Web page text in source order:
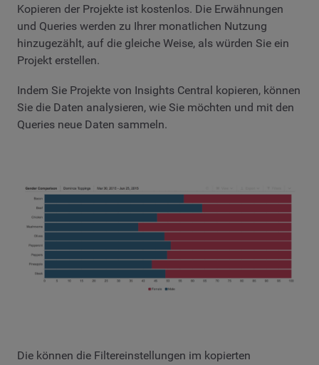
Kopieren der Projekte ist kostenlos. Die Erwähnungen
und Queries werden zu Ihrer monatlichen Nutzung
hinzugezählt, auf die gleiche Weise, als würden Sie ein
Projekt erstellen.
Indem Sie Projekte von Insights Central kopieren, können
Sie die Daten analysieren, wie Sie möchten und mit den
Queries neue Daten sammeln.
Die können die Filtereinstellungen im kopierten